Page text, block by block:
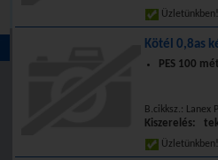
Kötél 0,8as
PES 100
B.cikksz.: Lanex
Kiszerelés: